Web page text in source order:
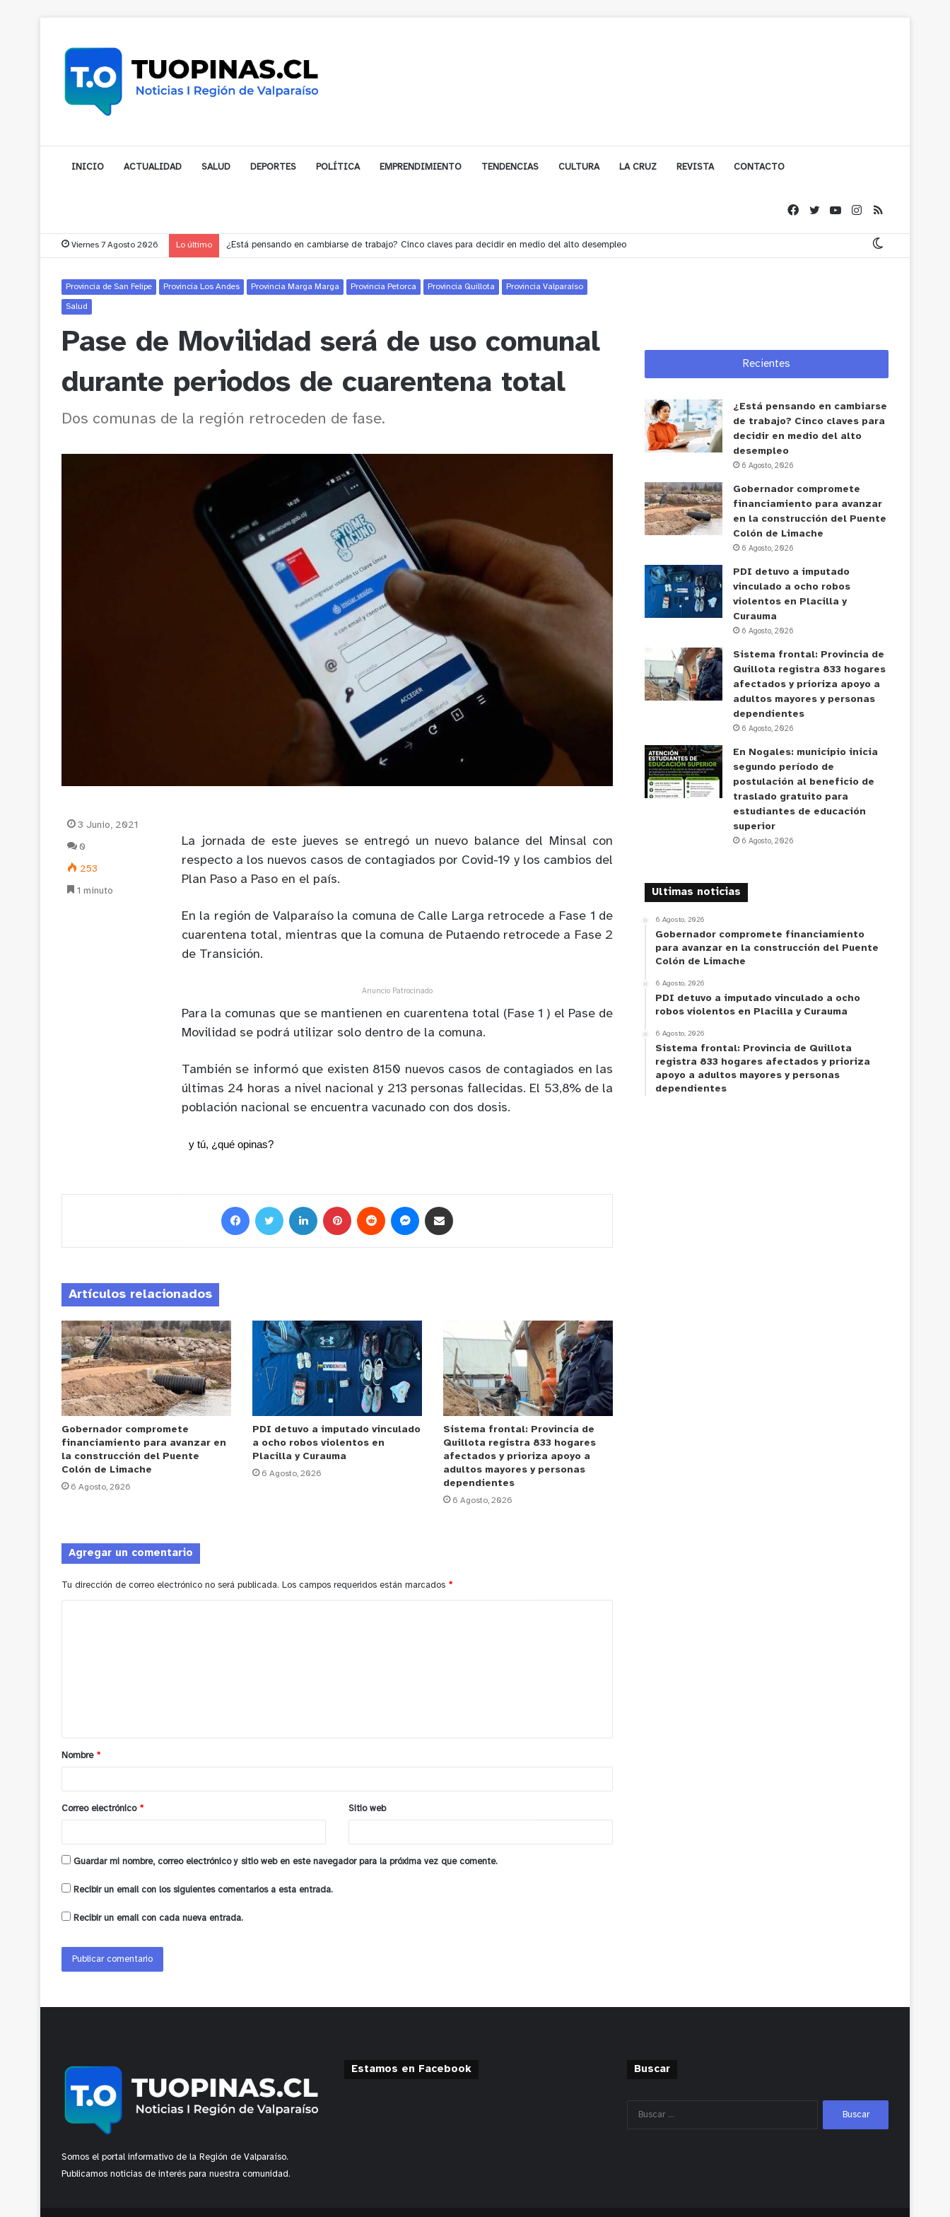
INICIO ACTUALIDAD SALUD DEPORTES POLÍTICA EMPRENDIMIENTO TENDENCIAS CULTURA LA CRUZ REVISTA CONTACTO
Viernes 7 Agosto 2026 Lo último Gobernador compromete financiamiento para avanzar en la construcción del Puente Colón de Limache
Provincia de San Felipe Provincia Los Andes Provincia Marga Marga Provincia Petorca Provincia Quillota Provincia Valparaíso
Salud
Pase de Movilidad será de uso comunal
durante periodos de cuarentena total
Dos comunas de la región retroceden de fase.
La jornada de este jueves se entregó un nuevo balance del Minsal con
respecto a los nuevos casos de contagiados por Covid-19 y los cambios del
Plan Paso a Paso en el país.
En la región de Valparaíso la comuna de Calle Larga retrocede a Fase 1 de
cuarentena total, mientras que la comuna de Putaendo retrocede a Fase 2
de Transición.
Anuncio Patrocinado
Para la comunas que se mantienen en cuarentena total (Fase 1 ) el Pase de
Movilidad se podrá utilizar solo dentro de la comuna.
También se informó que existen 8150 nuevos casos de contagiados en las
últimas 24 horas a nivel nacional y 213 personas fallecidas. El 53,8% de la
población nacional se encuentra vacunado con dos dosis.
y tú, ¿qué opinas?
3 Junio, 2021
0
253
1 minuto
Artículos relacionados
Gobernador compromete
financiamiento para avanzar en
la construcción del Puente
Colón de Limache
6 Agosto, 2026
PDI detuvo a imputado vinculado
a ocho robos violentos en
Placilla y Curauma
6 Agosto, 2026
Sistema frontal: Provincia de
Quillota registra 833 hogares
afectados y prioriza apoyo a
adultos mayores y personas
dependientes
6 Agosto, 2026
Agregar un comentario
Tu dirección de correo electrónico no será publicada. Los campos requeridos están marcados *
a
r
*
Nombre *
Correo electrónico * Sitio web
Guardar mi nombre, correo electrónico y sitio web en este navegador para la próxima vez que comente.
Recibir un email con los siguientes comentarios a esta entrada.
Recibir un email con cada nueva entrada.
Recientes
¿Está pensando en cambiarse
de trabajo? Cinco claves para
decidir en medio del alto
desempleo
6 Agosto, 2026
Gobernador compromete
financiamiento para avanzar
en la construcción del Puente
Colón de Limache
6 Agosto, 2026
PDI detuvo a imputado
vinculado a ocho robos
violentos en Placilla y
Curauma
6 Agosto, 2026
Sistema frontal: Provincia de
Quillota registra 833 hogares
afectados y prioriza apoyo a
adultos mayores y personas
dependientes
6 Agosto, 2026
En Nogales: municipio inicia
segundo período de
postulación al beneficio de
traslado gratuito para
estudiantes de educación
superior
6 Agosto, 2026
Ultimas noticias
6 Agosto, 2026
Gobernador compromete financiamiento
para avanzar en la construcción del Puente
Colón de Limache
6 Agosto, 2026
PDI detuvo a imputado vinculado a ocho
robos violentos en Placilla y Curauma
6 Agosto, 2026
Sistema frontal: Provincia de Quillota
registra 833 hogares afectados y prioriza
apoyo a adultos mayores y personas
dependientes
Somos el portal informativo de la Región de Valparaíso.
Publicamos noticias de interés para nuestra comunidad.
Estamos en Facebook Buscar